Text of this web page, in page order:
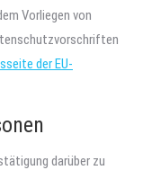
Vorliegen von
der EU-
darüber zu